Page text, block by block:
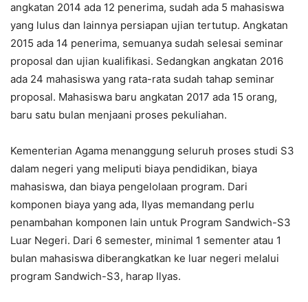
angkatan 2014 ada 12 penerima, sudah ada 5 mahasiswa
yang lulus dan lainnya persiapan ujian tertutup. Angkatan
2015 ada 14 penerima, semuanya sudah selesai seminar
proposal dan ujian kualifikasi. Sedangkan angkatan 2016
ada 24 mahasiswa yang rata-rata sudah tahap seminar
proposal. Mahasiswa baru angkatan 2017 ada 15 orang,
baru satu bulan menjaani proses pekuliahan.
Kementerian Agama menanggung seluruh proses studi S3
dalam negeri yang meliputi biaya pendidikan, biaya
mahasiswa, dan biaya pengelolaan program. Dari
komponen biaya yang ada, Ilyas memandang perlu
penambahan komponen lain untuk Program Sandwich-S3
Luar Negeri. Dari 6 semester, minimal 1 sementer atau 1
bulan mahasiswa diberangkatkan ke luar negeri melalui
program Sandwich-S3, harap Ilyas.